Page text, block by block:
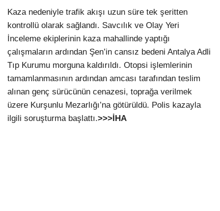
Kaza nedeniyle trafik akışı uzun süre tek şeritten
kontrollü olarak sağlandı. Savcılık ve Olay Yeri
İnceleme ekiplerinin kaza mahallinde yaptığı
çalışmaların ardından Şen’in cansız bedeni Antalya Adli
Tıp Kurumu morguna kaldırıldı. Otopsi işlemlerinin
tamamlanmasının ardından amcası tarafından teslim
alınan genç sürücünün cenazesi, toprağa verilmek
üzere Kurşunlu Mezarlığı’na götürüldü. Polis kazayla
ilgili soruşturma başlattı.>>>İHA